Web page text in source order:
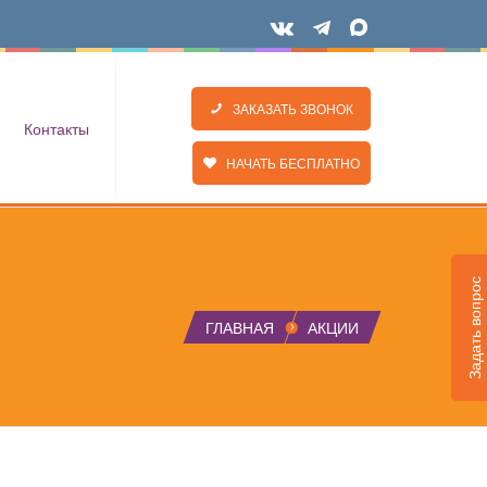
Контакты
ЗАКАЗАТЬ ЗВОНОК
НАЧАТЬ БЕСПЛАТНО
ГЛАВНАЯ АКЦИИ Задать вопрос